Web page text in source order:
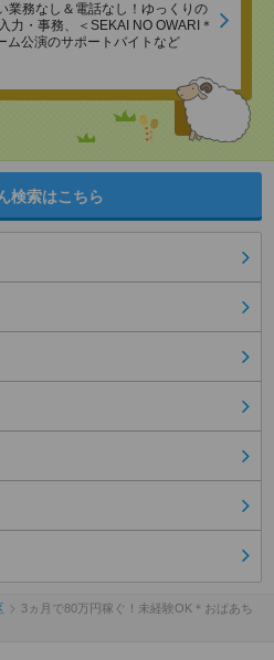
業務なし＆電話なし！ゆっくりの
力・事務、＜SEKAI NO OWARI＊
ム公演のサポートバイトなど
検索はこちら
3ヵ月で80万円稼ぐ！未経験OK＊おばあち